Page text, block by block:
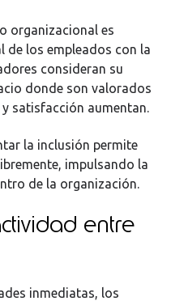
organizacional es
de los empleados con la
consideran su
donde son valorados
satisfacción aumentan.
la inclusión permite
impulsando la
de la organización.
entre
inmediatas, los